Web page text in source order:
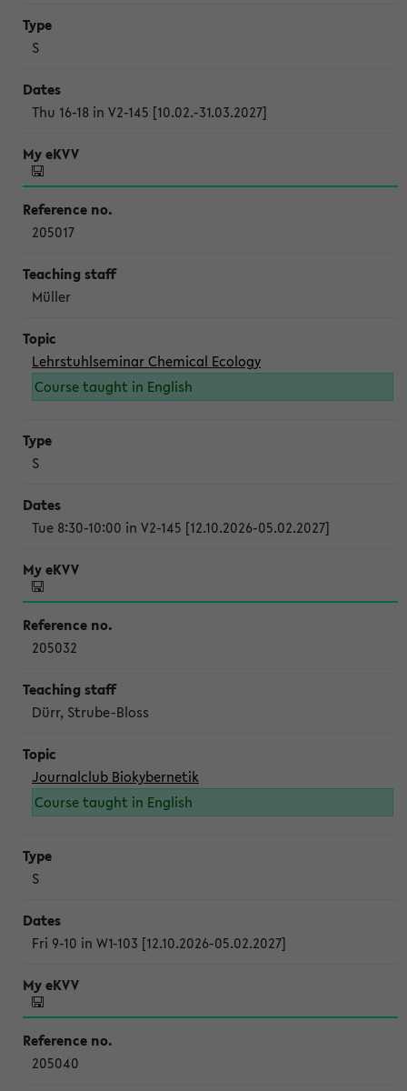
S
Thu 16-18 in V2-145 [10.02.-31.03.2027]
205017
Müller
Lehrstuhlseminar Chemical Ecology
Course taught in English
S
Tue 8:30-10:00 in V2-145 [12.10.2026-05.02.2027]
205032
Dürr, Strube-Bloss
Journalclub Biokybernetik
Course taught in English
S
Fri 9-10 in W1-103 [12.10.2026-05.02.2027]
205040